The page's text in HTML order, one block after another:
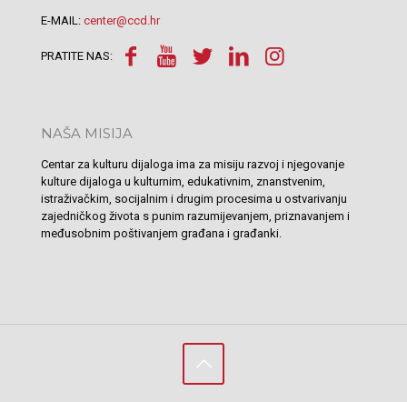
E-MAIL: center@ccd.hr
PRATITE NAS:
NAŠA MISIJA
Centar za kulturu dijaloga ima za misiju razvoj i njegovanje
kulture dijaloga u kulturnim, edukativnim, znanstvenim,
istraživačkim, socijalnim i drugim procesima u ostvarivanju
zajedničkog života s punim razumijevanjem, priznavanjem i
međusobnim poštivanjem građana i građanki.